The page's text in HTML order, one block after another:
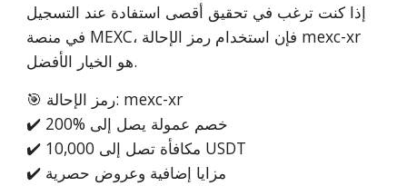
إذا كنت ترغب في تحقيق أقصى استفادة عند التسجيل
في منصة MEXC، فإن استخدام رمز الإحالة mexc-xr
هو الخيار الأفضل.
🎯 رمز الإحالة: mexc-xr
✔️ خصم عمولة يصل إلى %200
✔️ مكافأة تصل إلى 10,000 USDT
✔️ مزايا إضافية وعروض حصرية